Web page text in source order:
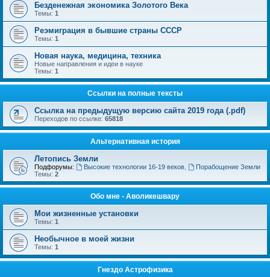
Безденежная экономика Золотого Века
Темы: 1
Реэмиграция в бывшие страны СССР
Темы: 1
Новая наука, медицина, техника
Новые направления и идеи в науке
Темы: 1
Ссылки на полные тексты
Ссылка на предыдущую версию сайта 2019 года (.pdf)
Переходов по ссылке: 65818
Альтернативная история
Летопись Земли
Подфорумы: Высокие технологии 16-19 веков,
Порабощение Земли
Темы: 2
Обо мне - Аволикешвару
Мои жизненные установки
Темы: 1
Необычное в моей жизни
Темы: 1
Гнездо Астрофизика